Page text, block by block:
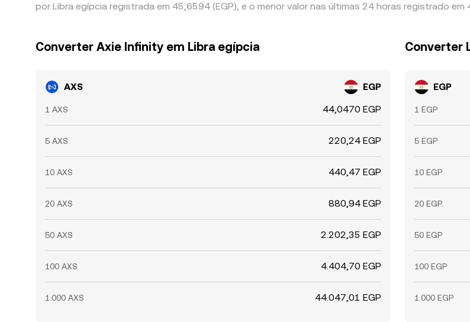
por Libra egípcia registrada em 45,6594 (EGP), e o menor valor nas últimas 24 horas registrado em
Converter Axie Infinity em Libra egípcia
AXS EGP
1 AXS 44,0470 EGP
5 AXS 220,24 EGP
10 AXS 440,47 EGP
20 AXS 880,94 EGP
50 AXS 2.202,35 EGP
100 AXS 4.404,70 EGP
1.000 AXS 44.047,01 EGP
Converter
EGP
1 EGP
5 EGP
10 EGP
20 EGP
50 EGP
100 EGP
1.000 EGP